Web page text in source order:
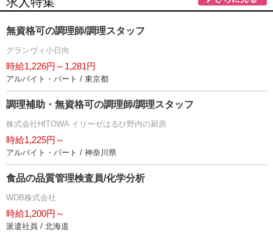
無資格可の調理師/調理スタッフ
グランヴィ小日向
時給1,226円～1,281円
アルバイト・パート / 東京都
調理補助・無資格可の調理師/調理スタッフ
株式会社HITOWA イリーゼはるひ野内の厨房
時給1,225円～
アルバイト・パート / 神奈川県
食品の品質管理検査員/化学分析
WDB株式会社
時給1,200円～
派遣社員 / 北海道